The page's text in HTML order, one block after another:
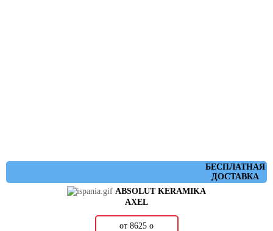
БЕСПЛАТНАЯ
ДОСТАВКА
ABSOLUT KERAMIKA
AXEL
от 8625 о